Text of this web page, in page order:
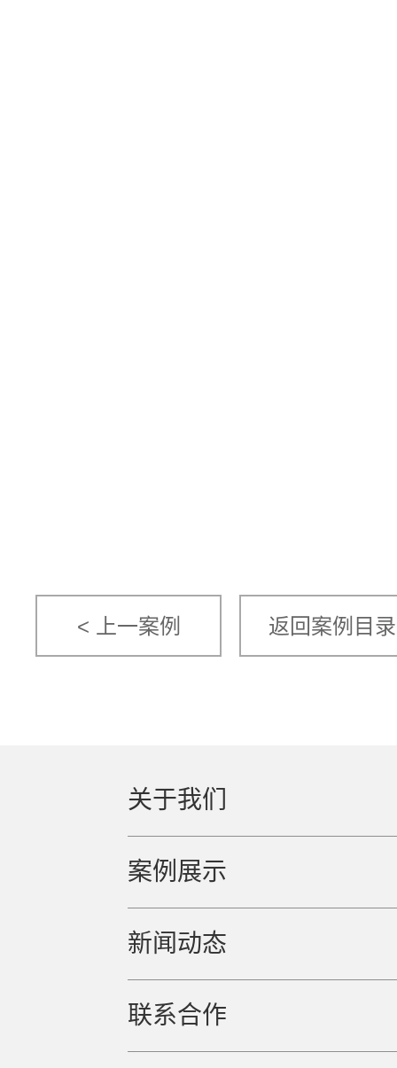
< 上一案例 返回案例目录
关于我们
案例展示
新闻动态
联系合作